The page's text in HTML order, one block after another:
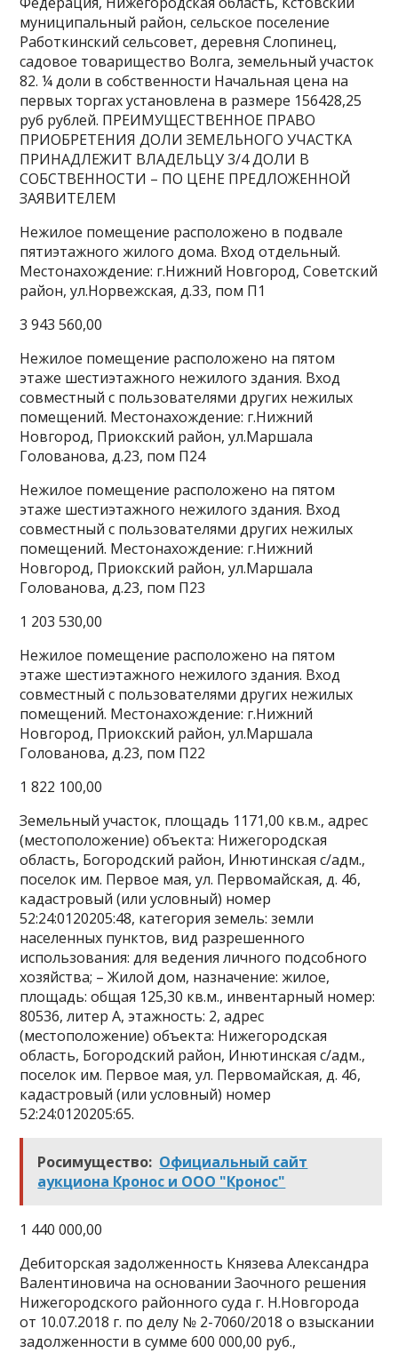
муниципальный район, сельское поселение
Работкинский сельсовет, деревня Слопинец,
садовое товарищество Волга, земельный участок
82. ¼ доли в собственности Начальная цена на
первых торгах установлена в размере 156428,25
руб рублей. ПРЕИМУЩЕСТВЕННОЕ ПРАВО
ПРИОБРЕТЕНИЯ ДОЛИ ЗЕМЕЛЬНОГО УЧАСТКА
ПРИНАДЛЕЖИТ ВЛАДЕЛЬЦУ 3/4 ДОЛИ В
СОБСТВЕННОСТИ – ПО ЦЕНЕ ПРЕДЛОЖЕННОЙ
ЗАЯВИТЕЛЕМ
Нежилое помещение расположено в подвале
пятиэтажного жилого дома. Вход отдельный.
Местонахождение: г.Нижний Новгород, Советский
район, ул.Норвежская, д.33, пом П1
3 943 560,00
Нежилое помещение расположено на пятом
этаже шестиэтажного нежилого здания. Вход
совместный с пользователями других нежилых
помещений. Местонахождение: г.Нижний
Новгород, Приокский район, ул.Маршала
Голованова, д.23, пом П24
Нежилое помещение расположено на пятом
этаже шестиэтажного нежилого здания. Вход
совместный с пользователями других нежилых
помещений. Местонахождение: г.Нижний
Новгород, Приокский район, ул.Маршала
Голованова, д.23, пом П23
1 203 530,00
Нежилое помещение расположено на пятом
этаже шестиэтажного нежилого здания. Вход
совместный с пользователями других нежилых
помещений. Местонахождение: г.Нижний
Новгород, Приокский район, ул.Маршала
Голованова, д.23, пом П22
1 822 100,00
Земельный участок, площадь 1171,00 кв.м., адрес
(местоположение) объекта: Нижегородская
область, Богородский район, Инютинская с/адм.,
поселок им. Первое мая, ул. Первомайская, д. 46,
кадастровый (или условный) номер
52:24:0120205:48, категория земель: земли
населенных пунктов, вид разрешенного
использования: для ведения личного подсобного
хозяйства; – Жилой дом, назначение: жилое,
площадь: общая 125,30 кв.м., инвентарный номер:
80536, литер А, этажность: 2, адрес
(местоположение) объекта: Нижегородская
область, Богородский район, Инютинская с/адм.,
поселок им. Первое мая, ул. Первомайская, д. 46,
кадастровый (или условный) номер
52:24:0120205:65.
Росимущество: Официальный сайт
аукциона Кронос и ООО "Кронос"
1 440 000,00
Дебиторская задолженность Князева Александра
Валентиновича на основании Заочного решения
Нижегородского районного суда г. Н.Новгорода
от 10.07.2018 г. по делу № 2-7060/2018 о взыскании
задолженности в сумме 600 000,00 руб.,